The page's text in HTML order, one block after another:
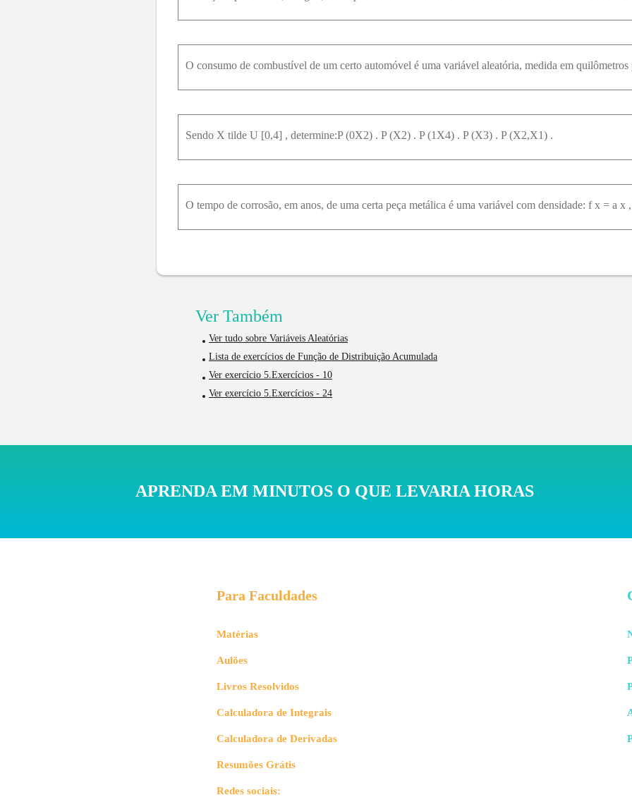
Sendo X tilde U [0,4] , determine:P (0X2) . P (X2) . P (1X4) . P (X3) . P (X2,X1) .
Ver Também
Ver tudo sobre Variáveis Aleatórias
Lista de exercícios de Função de Distribuição Acumulada
Ver exercício 5.Exercícios - 10
Ver exercício 5.Exercícios - 24
APRENDA EM MINUTOS O QUE LEVARIA HORAS
Para Faculdades
Matérias
Aulões
Livros Resolvidos
Calculadora de Integrais
Calculadora de Derivadas
Resumões Grátis
Redes sociais: